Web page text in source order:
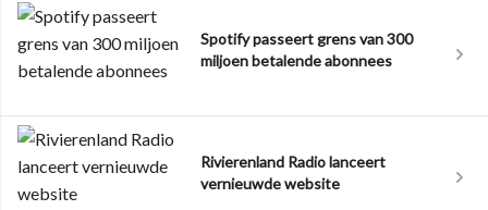
Spotify passeert grens van 300
miljoen betalende abonnees
Rivierenland Radio lanceert
vernieuwde website